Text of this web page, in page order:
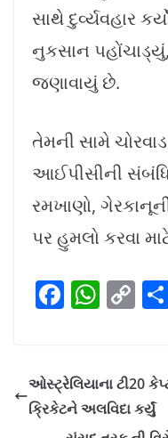
સાથે દુર્વ્યવહાર
નુકસાન
જણાવાયું છે.
તેમની સામે
આઈપીસીની
રમખાણો,
પર હુમલો કરવા
F
e
b
W
s
A
C
y
Li
ઓસ્ટ્રેલિયાના ટી20
ક્રિકેટને અલવિદા કર્યું